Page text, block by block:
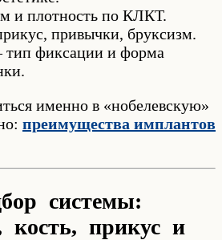
и плотность по КЛКТ.
привычки, бруксизм.
фиксации и форма
именно в «нобелевскую»
преимущества имплантов
системы:
кость, прикус и